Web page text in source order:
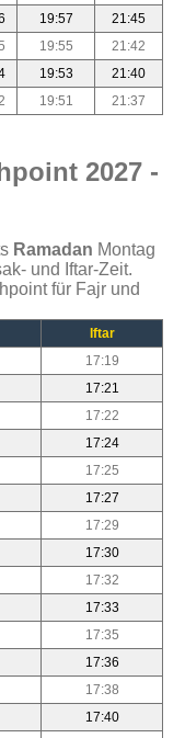
19:57
21:45
19:55
21:42
19:53
21:40
19:51 21:37
2027 -
Ramadan Montag
und Iftar-Zeit.
für Fajr und
Iftar
17:19
17:21
17:22
17:24
17:25
17:27
17:29
17:30
17:32
17:33
17:35
17:36
17:38
17:40